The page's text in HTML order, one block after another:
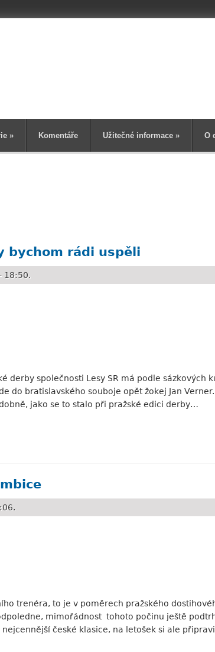
» Komentáře Užitečné informace » O
bychom rádi uspěli
18:50.
derby společnosti Lesy SR má podle sázkových
do bratislavského souboje opět žokej Jan
jako se to stalo při pražské edici derby…
trenéra, to je v poměrech pražského
mimořádnost tohoto počinu ještě
české klasice, na letošek si ale